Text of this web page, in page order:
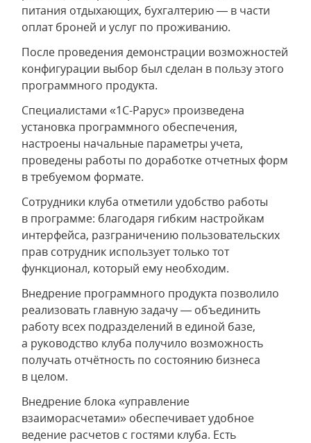
питания отдыхающих, бухгалтерию — в части
оплат броней и услуг по проживанию.
После проведения демонстрации возможностей
конфигурации выбор был сделан в пользу этого
программного продукта.
Специалистами «1С-Рарус» произведена
установка программного обеспечения,
настроены начальные параметры учета,
проведены работы по доработке отчетных форм
в требуемом формате.
Сотрудники клуба отметили удобство работы
в программе: благодаря гибким настройкам
интерфейса, разграничению пользовательских
прав сотрудник использует только тот
функционал, который ему необходим.
Внедрение программного продукта позволило
реализовать главную задачу — объединить
работу всех подразделений в единой базе,
а руководство клуба получило возможность
получать отчётность по состоянию бизнеса
в целом.
Внедрение блока «управление
взаиморасчетами» обеспечивает удобное
ведение расчетов с гостями клуба. Есть